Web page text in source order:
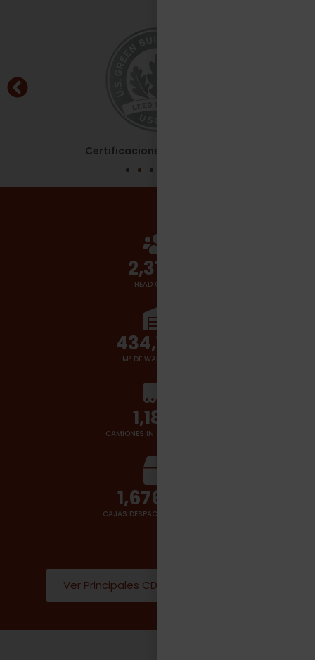
Certificaciones - Leed Silver
2,700
HEAD COUNT
510,000
M² DE WAREHOUSES
1,400
CAMIONES IN & OUT POR DÍA
2,000,000
CAJAS DESPACHADAS POR DÍA
Ver Principales CD Donde operamos